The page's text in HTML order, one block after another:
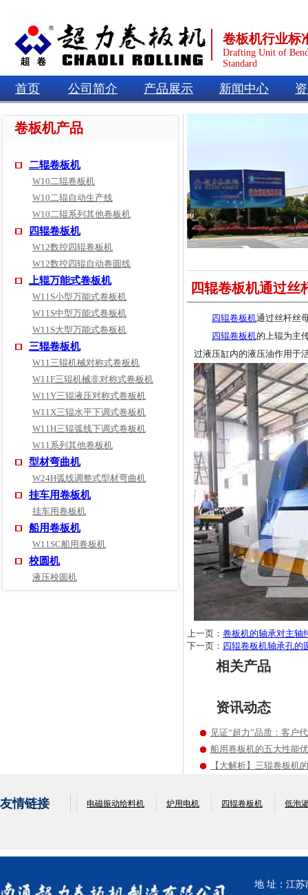
卷板机行业标
Drafting Unit of
Standard
首页 公司简介 产品展示 新闻中心
卷板机产品
二辊卷板机
W10二辊卷板机
W10二辊自动生产线
W10二辊系列其他卷板机
四辊卷板机
W12数控四辊卷板机
W12数控四辊自动卷圆线
上辊万能式卷板机
W11S小型万能式卷板机
W11S中型万能式卷板机
W11S大型万能式卷板机
三辊卷板机
W11三辊机械对称式卷板机
W11F三辊机械非对称式卷板机
W11Y三辊液压对称式卷板机
W11X三辊水平下调式卷板机
W11H三辊弧线下调式卷板机
W11系列其他卷板机
型材弯曲机
W24H弧线调整式型材弯曲机
挂车用卷板机
挂车用卷板机
船用卷板机
W11SC船用卷板机
校圆机
液压校圆机
四辊卷板机通过丝
四辊卷板机通过丝杆丝
四辊卷板机的上辊为主
过液压缸内的液压油作用于
上一页： 卷板机的轴承对主轴
下一页： 四辊卷板机轴承孔的
相关产品
资讯动态
见证“超力”品质：客户
船用卷板机的五大性能
【大解析】三辊卷板机
友情链接 电磁振动给料机 炉用电机 四辊卷板机 低泡
地 址：江苏